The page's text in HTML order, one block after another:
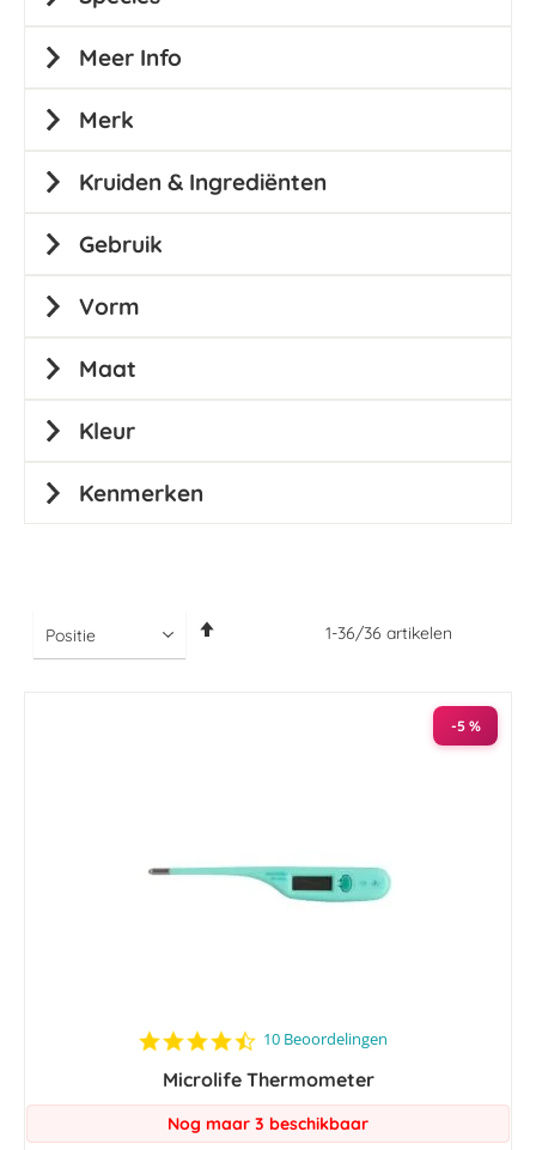
1-36/36 artikelen
-5 %
4.5
rating
10 Beoordelingen
Microlife Thermometer
Nog maar 3 beschikbaar
Meer Info
Merk
Kruiden & Ingrediënten
Gebruik
Vorm
Maat
Kleur
Kenmerken